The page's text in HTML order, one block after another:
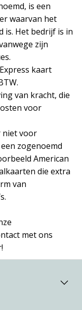
is een
waarvan het
is. Het bedrijf is in
zijn
kaart
van kracht, die
voor
niet voor
zogenoemd
American
die extra
van
met ons